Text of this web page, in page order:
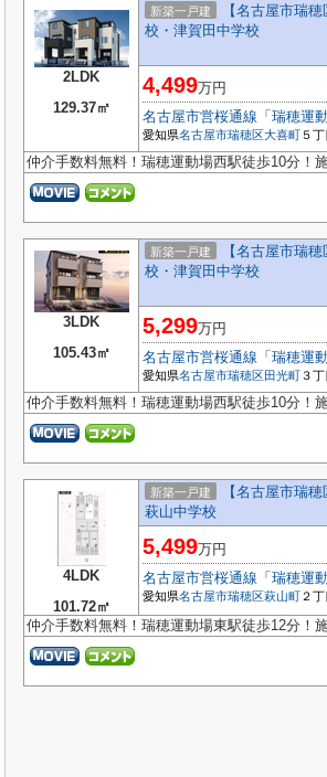
2LDK
129.37㎡
新築一戸建
【名古屋市瑞
校・津賀田中学校
4,499万円
名古屋市営桜通線 「 瑞穂運
愛知県名古屋市瑞穂区大喜町 ５
仲介手数料無料！瑞穂運動場西駅徒歩10分！
3LDK
105.43㎡
新築一戸建
【名古屋市瑞
校・津賀田中学校
5,299万円
名古屋市営桜通線 「 瑞穂運
愛知県名古屋市瑞穂区田光町３
仲介手数料無料！瑞穂運動場西駅徒歩10分！
4LDK
101.72㎡
新築一戸建
【名古屋市瑞
萩山中学校
5,499万円
名古屋市営桜通線 「 瑞穂運
愛知県名古屋市瑞穂区萩山町 ２
仲介手数料無料！瑞穂運動場東駅徒歩12分！